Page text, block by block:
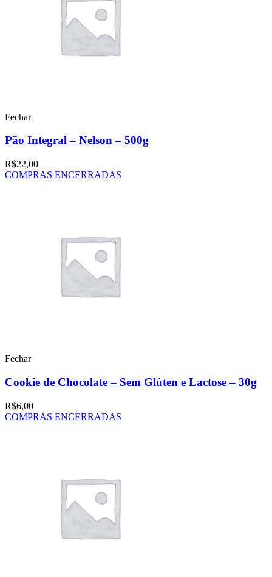
Fechar
Pão Integral – Nelson – 500g
R$22,00
COMPRAS ENCERRADAS
Fechar
Cookie de Chocolate – Sem Glúten e Lactose – 30g
R$6,00
COMPRAS ENCERRADAS